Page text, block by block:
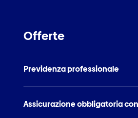
Offerte
Previdenza professionale
Assicurazione obbligatoria